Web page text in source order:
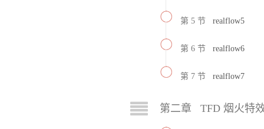
第 5 节 realflow5
第 6 节 realflow6
第 7 节 realflow7
第二章 TFD 烟火特